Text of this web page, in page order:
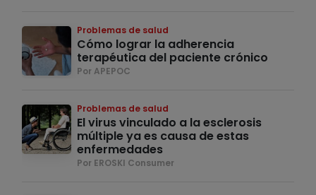
Problemas de salud
Cómo lograr la adherencia
terapéutica del paciente crónico
Por APEPOC
Problemas de salud
El virus vinculado a la esclerosis
múltiple ya es causa de estas
enfermedades
Por EROSKI Consumer